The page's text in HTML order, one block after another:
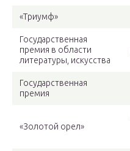
«Триумф»
Государственная
премия в области
литературы, искусства
Государственная
премия
«Золотой орел»